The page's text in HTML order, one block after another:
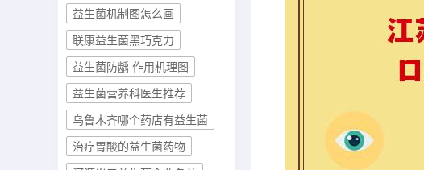
益生菌机制图怎么画
联康益生菌黑巧克力
益生菌防龋 作用机理图
益生菌营养科医生推荐
乌鲁木齐哪个药店有益生菌
治疗胃酸的益生菌药物